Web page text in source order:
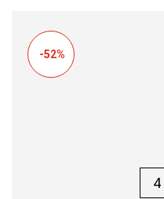
-52%